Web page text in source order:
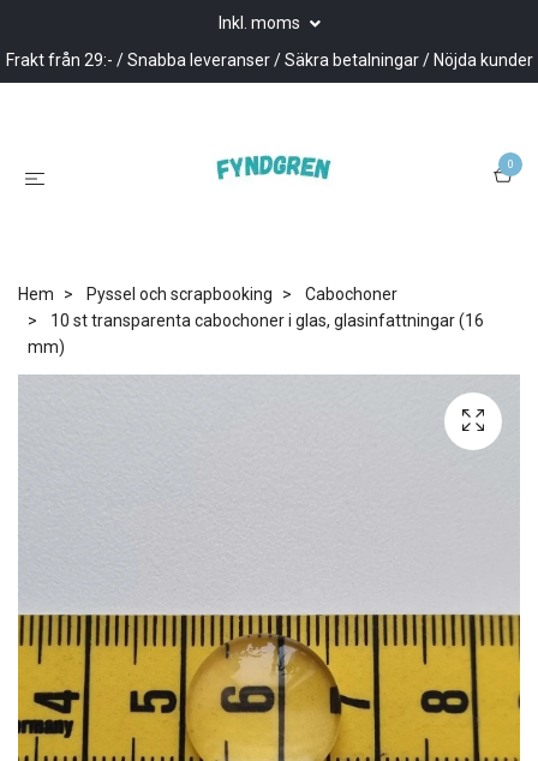
Inkl. moms
Frakt från 29:- / Snabba leveranser / Säkra betalningar / Nöjda kunder
0
Hem Pyssel och scrapbooking
Cabochoner
10 st transparenta cabochoner i glas, glasinfattningar (16
mm)